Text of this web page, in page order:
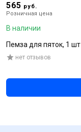
565 руб.
Розничная цена
В наличии
Пемза для пяток, 1 шт
нет отзывов